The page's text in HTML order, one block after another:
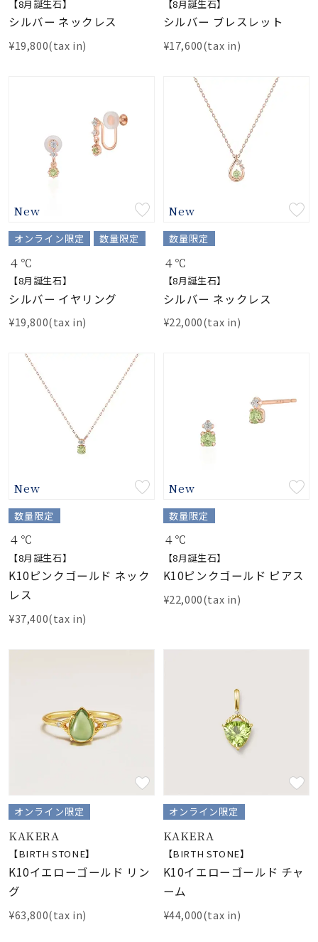
【8月誕生石】
シルバー ネックレス
¥19,800(tax in)
【8月誕生石】
シルバー ブレスレット
¥17,600(tax in)
New
オンライン限定 数量限定
４℃
【8月誕生石】
シルバー イヤリング
¥19,800(tax in)
New
数量限定
４℃
【8月誕生石】
シルバー ネックレス
¥22,000(tax in)
New
数量限定
４℃
【8月誕生石】
K10ピンクゴールド ネック
レス
¥37,400(tax in)
New
数量限定
４℃
【8月誕生石】
K10ピンクゴールド ピアス
¥22,000(tax in)
オンライン限定
KAKERA
【BIRTH STONE】
K10イエローゴールド リン
グ
¥63,800(tax in)
オンライン限定
KAKERA
【BIRTH STONE】
K10イエローゴールド チャ
ーム
¥44,000(tax in)